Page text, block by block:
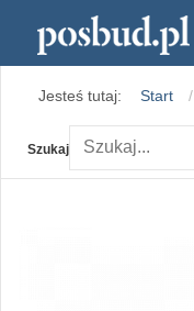
Jesteś tutaj: Start
Szukaj